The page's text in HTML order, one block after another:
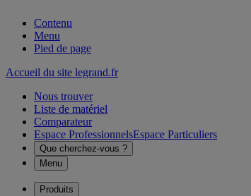
Contenu
Menu
Pied de page
Accueil du site legrand.fr
Nous trouver
Liste de matériel
Comparateur
Espace ProfessionnelsEspace Particuliers
Que cherchez-vous ?
Menu
Produits